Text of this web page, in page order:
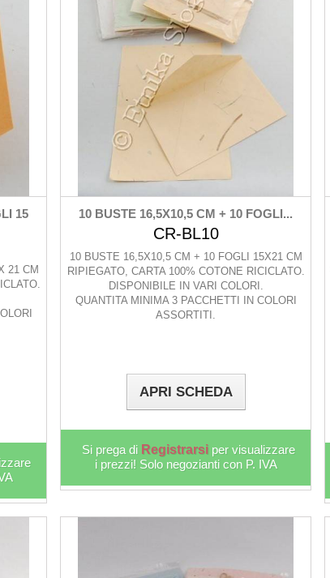
15
21 CM
10 BUSTE 16,5X10,5 CM + 10 FOGLI...
CR-BL10
10 BUSTE 16,5X10,5 CM + 10 FOGLI 15X21 CM
RIPIEGATO, CARTA 100% COTONE RICICLATO.
DISPONIBILE IN VARI COLORI.
QUANTITA MINIMA 3 PACCHETTI IN COLORI
ASSORTITI.
APRI SCHEDA
Si prega di Registrarsi per visualizzare
i prezzi! Solo negozianti con P. IVA